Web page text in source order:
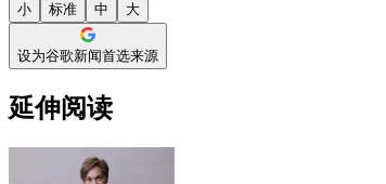
小 标准 中 大
设为谷歌新闻首选来源
延伸阅读